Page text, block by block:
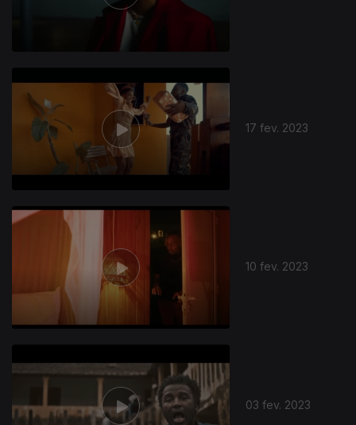
17 fev. 2023
10 fev. 2023
03 fev. 2023